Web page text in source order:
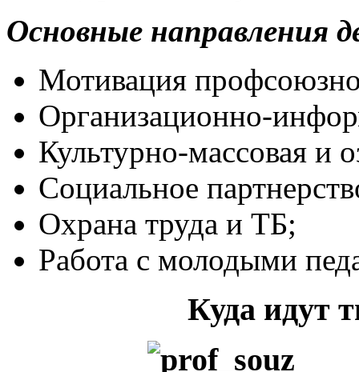
Основные направления
Мотивация
Организационно-
Культурно-массовая и
Социальное
Охрана труда и ТБ;
Работа с молодыми
Куда идут